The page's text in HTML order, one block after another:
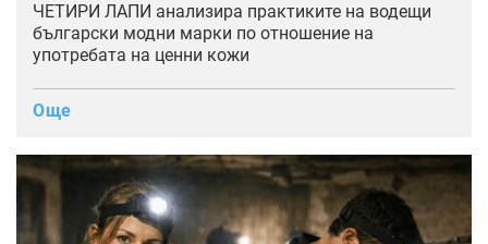
ЧЕТИРИ ЛАПИ анализира практиките на водещи
български модни марки по отношение на
употребата на ценни кожи
Още